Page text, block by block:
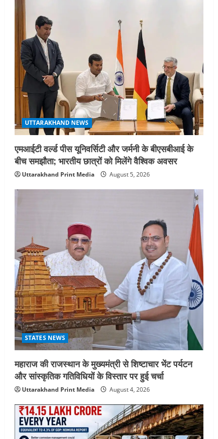
August 3, 2026
5
UTTARAKHAND NEWS
अल्पसंख्यक समाज के उत्थान के लिए सरकार
पूरी तरह प्रतिबद्ध, योजनाओं का लाभ बिना
किसी भेदभाव के अंतिम व्यक्ति तक पहुंचेगा:
मुख्यमंत्री धामी
August 2, 2026
UTTARAKHAND NEWS
एमआईटी वर्ल्ड पीस यूनिवर्सिटी और जर्मनी के बीएसबीआई के
बीच समझौता; भारतीय छात्रों को मिलेंगे वैश्विक अवसर
Uttarakhand Print Media August 5, 2026
STATES NEWS
महाराज की राजस्थान के मुख्यमंत्री से शिष्टाचार भेंट पर्यटन
और सांस्कृतिक गतिविधियों के विस्तार पर हुई चर्चा
Uttarakhand Print Media August 4, 2026